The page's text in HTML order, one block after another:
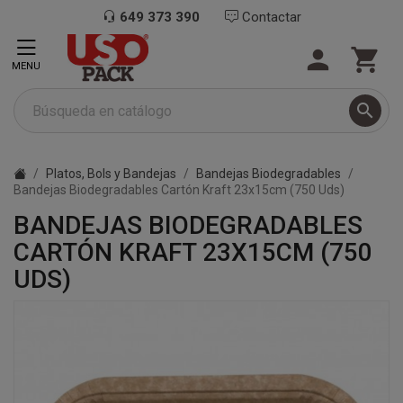
649 373 390 Contactar

 
MENU
Platos, Bols y Bandejas
Bandejas Biodegradables
Bandejas Biodegradables Cartón Kraft 23x15cm (750 Uds)
BANDEJAS BIODEGRADABLES
CARTÓN KRAFT 23X15CM (750
UDS)